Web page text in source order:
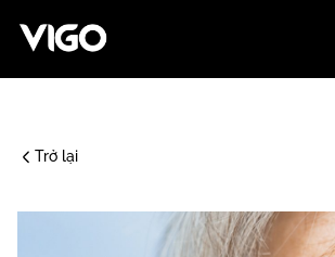
Trở lại